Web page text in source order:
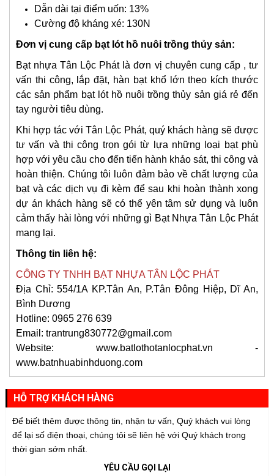
Dẫn dài tại điểm uốn: 13%
Cường độ kháng xé: 130N
Đơn vị cung cấp bạt lót hồ nuôi trồng thủy sản:
Bạt nhựa Tân Lộc Phát là đơn vị chuyên cung cấp , tư
vấn thi công, lắp đặt, hàn bạt khổ lớn theo kích thước
các sản phẩm bạt lót hồ nuôi trồng thủy sản giá rẻ đến
tay người tiêu dùng.
Khi hợp tác với Tân Lộc Phát, quý khách hàng sẽ được
tư vấn và thi công trọn gói từ lựa những loại bạt phù
hợp với yêu cầu cho đến tiến hành khảo sát, thi công và
hoàn thiện. Chúng tôi luôn đảm bảo về chất lượng của
bạt và các dịch vụ đi kèm để sau khi hoàn thành xong
dự án khách hàng sẽ có thể yên tâm sử dụng và luôn
cảm thấy hài lòng với những gì Bạt Nhựa Tân Lộc Phát
mang lại.
Thông tin liên hệ:
CÔNG TY TNHH BẠT NHỰA TÂN LỘC PHÁT
Địa Chỉ: 554/1A KP.Tân An, P.Tân Đông Hiệp, Dĩ An,
Bình Dương
Hotline: 0965 276 639
Email: trantrung830772@gmail.com
Website: www.batlothotanlocphat.vn -
www.batnhuabinhduong.com
HỖ TRỢ KHÁCH HÀNG
Để biết thêm được thông tin, nhận tư vấn, Quý khách vui lòng
để lại số điện thoại, chúng tôi sẽ liên hệ với Quý khách trong
thời gian sớm nhất.
YÊU CẦU GỌI LẠI